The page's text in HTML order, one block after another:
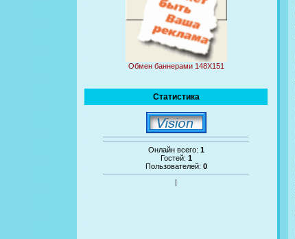
Обмен баннерами 148Х151
Статистика
Онлайн всего: 1
Гостей: 1
Пользователей: 0